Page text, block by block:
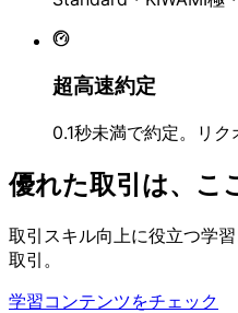
超高速約定
0.1秒未満で約定。 リク
優れた取引は、 こ
取引スキル向上に役立つ学
取引。
学習コンテンツをチェック